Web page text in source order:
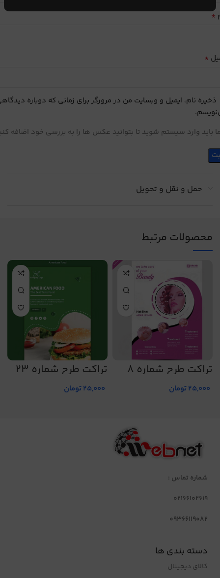
*
*
ذخیره نام، ایمیل و وبسایت من در مرورگر برای زمانی که دوباره
باید وارد سیستم شوید تا بتوانید عکس ها را به بررسی خود اضافه
حمل و نقل و تحویل
محصولات مرتبط
تراکت طرح شماره 8
25,000تومان
تراکت طرح شماره 23
25,000تومان
شماره تماس :
02166102619
09366119082
دسته بندی ها
کالای دیجیتال